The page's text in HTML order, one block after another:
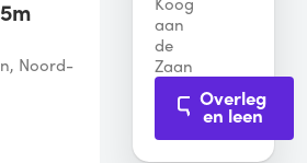
Noord-
aan
de
Zaan
Overleg
en leen